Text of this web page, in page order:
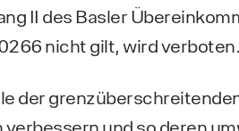
II des Basler
nicht gilt, wird verboten.
der